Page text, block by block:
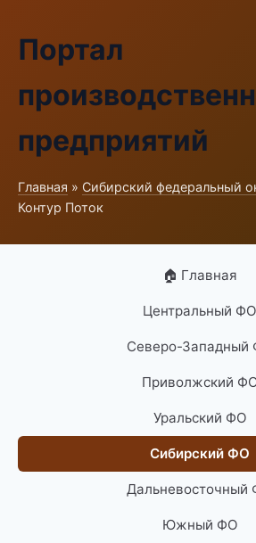
Портал
предприятий
Главная » Сибирский федеральный
Контур Поток
🏠 Главная
Центральный ФО
Северо-Западный
Приволжский
Уральский ФО
Сибирский ФО
Дальневосточный
Южный ФО